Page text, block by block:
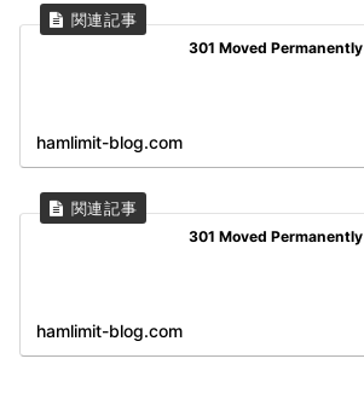
301 Moved Permanently
hamlimit-blog.com
301 Moved Permanently
hamlimit-blog.com